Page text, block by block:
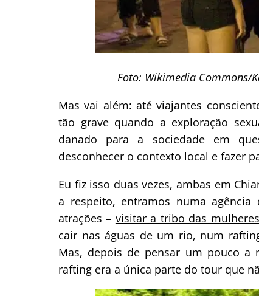
Foto: Wikimedia Commons/
Mas vai além: até viajantes
tão grave quando a exploração
danado para a sociedade em
desconhecer o contexto local e fazer
Eu fiz isso duas vezes, ambas em
a respeito, entramos numa
atrações – visitar a tribo das
cair nas águas de um rio, num
Mas, depois de pensar um pouco a
rafting era a única parte do tour que